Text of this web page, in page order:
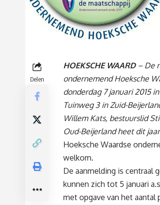
Delen
HOEKSCHE WAARD– De
ondernemend Hoeksche
donderdag 7 januari 2015
Tuinweg 3 in Zuid-
Willem Kats, bestuurslid
Oud-Beijerland heet dit
Hoeksche Waardse
welkom.
De aanmelding is centraal
kunnen zich tot 5 januari
met opgave van het aantal